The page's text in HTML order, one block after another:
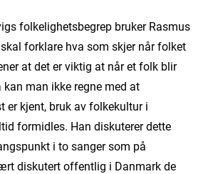
folkelighetsbegrep bruker Rasmus
forklare hva som skjer når folket
at det er viktig at når et folk blir
man ikke regne med at
er kjent, bruk av folkekultur i
formidles. Han diskuterer dette
i to sanger som på
diskutert offentlig i Danmark de